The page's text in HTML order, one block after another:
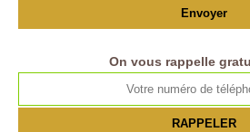
On vous rappelle